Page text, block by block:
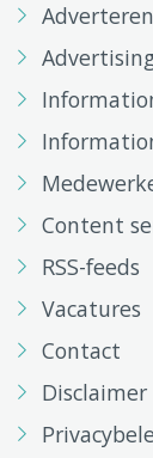
Content
RSS-feeds
Vacatures
Contact
Disclaimer